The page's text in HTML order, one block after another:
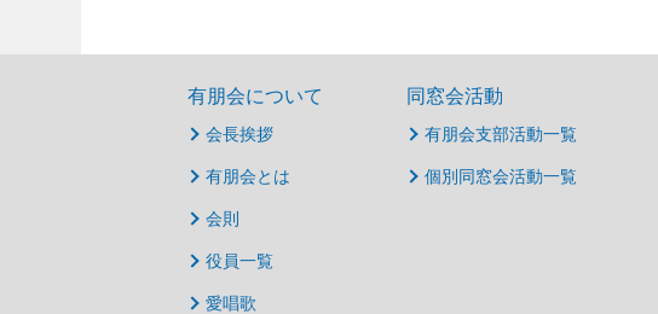
有朋会について
会長挨拶
有朋会とは
会則
役員一覧
愛唱歌
同窓会活動
有朋会支部活動一覧
個別同窓会活動一覧